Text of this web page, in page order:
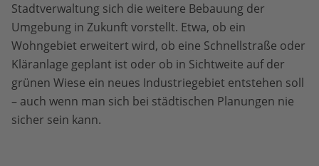
Stadtverwaltung sich die weitere Bebauung der
Umgebung in Zukunft vorstellt. Etwa, ob ein
Wohngebiet erweitert wird, ob eine Schnellstraße oder
Kläranlage geplant ist oder ob in Sichtweite auf der
grünen Wiese ein neues Industriegebiet entstehen soll
– auch wenn man sich bei städtischen Planungen nie
sicher sein kann.